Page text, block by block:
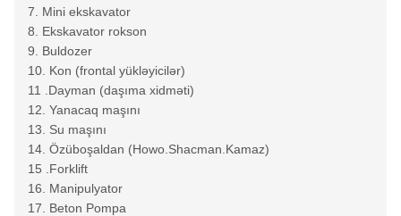
7. Mini ekskavator
8. Ekskavator rokson
9. Buldozer
10. Kon (frontal yükləyicilər)
11 .Dayman (daşıma xidməti)
12. Yanacaq maşını
13. Su maşını
14. Özüboşaldan (Howo.Shacman.Kamaz)
15 .Forklift
16. Manipulyator
17. Beton Pompa